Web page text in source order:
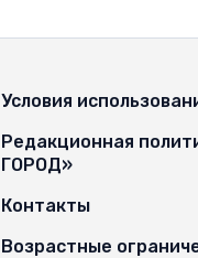
Условия
Редакционная
ГОРОД»
Контакты
Возрастные